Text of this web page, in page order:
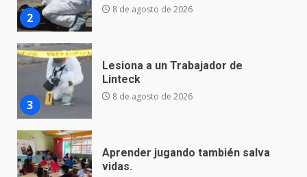
3
8 de agosto de 2026
4
Aprender jugando también salva
vidas.
8 de agosto de 2026
Incendio en taller mecánico de
Puerto de Águila: